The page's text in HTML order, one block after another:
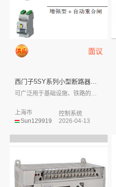
面议
西门子5SY系列小型断路器和剩...
可广泛用于基础设施、铁路的信号和牵引系统...
Sun129919
上海市
控制系统
2026-04-13